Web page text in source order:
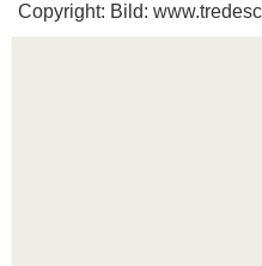
Copyright: Bild: